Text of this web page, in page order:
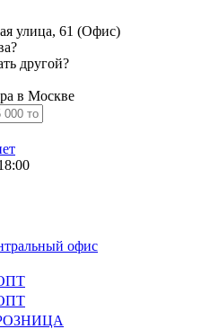
улица, 61 (Офис)
другой?
в Москве
офис